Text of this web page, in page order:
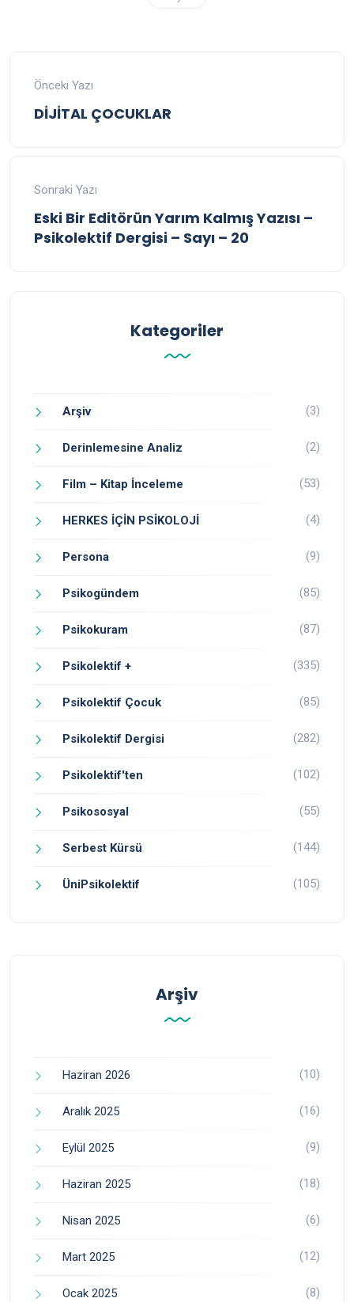
Önceki Yazı
DİJİTAL ÇOCUKLAR
Sonraki Yazı
Eski Bir Editörün Yarım Kalmış Yazısı –
Psikolektif Dergisi – Sayı – 20
Kategoriler
Arşiv (3)
Derinlemesine Analiz (2)
Film – Kitap İnceleme (53)
HERKES İÇİN PSİKOLOJİ (4)
Persona (9)
Psikogündem (85)
Psikokuram (87)
Psikolektif + (335)
Psikolektif Çocuk (85)
Psikolektif Dergisi (282)
Psikolektif'ten (102)
Psikososyal (55)
Serbest Kürsü (144)
ÜniPsikolektif (105)
Arşiv
Haziran 2026 (10)
Aralık 2025 (16)
Eylül 2025 (9)
Haziran 2025 (18)
Nisan 2025 (6)
Mart 2025 (12)
Ocak 2025 (8)